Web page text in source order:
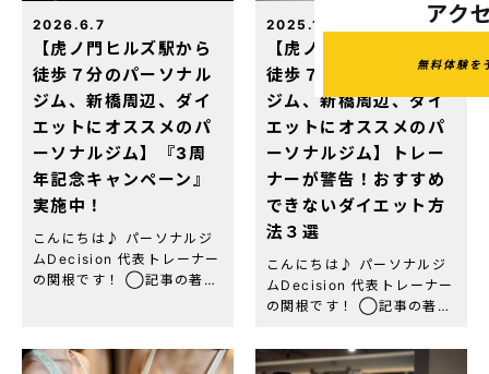
アク
無料体験を
2026.6.7
【虎ノ門ヒルズ駅から
徒歩７分のパーソナル
ジム、新橋周辺、ダイ
エットにオススメのパ
ーソナルジム】『3周
年記念キャンペーン』
実施中！
こんにちは♪ パーソナルジ
ムDecision 代表トレーナー
の関根です！ ◯記事の著者
資格・経歴：NESTA-
2025.11.4
【虎ノ門ヒルズ駅から
徒歩７分のパーソナル
ジム、新橋周辺、ダイ
エットにオススメのパ
ーソナルジム】トレー
ナーが警告！おすすめ
できないダイエット方
法３選
こんにちは♪ パーソナルジ
ムDecision 代表トレーナー
の関根です！ ◯記事の著者
虎ノ門パーソナルジム
Decision 代表トレーナー